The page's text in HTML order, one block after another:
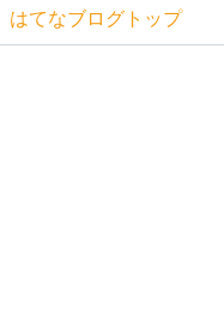
はてなブログトップ